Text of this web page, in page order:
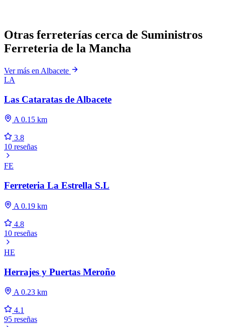
Otras ferreterías cerca de Suministros
Ferreteria de la Mancha
Ver más en Albacete
LA
Las Cataratas de Albacete
A 0.15 km
3.8
10 reseñas
FE
Ferreteria La Estrella S.L
A 0.19 km
4.8
10 reseñas
HE
Herrajes y Puertas Meroño
A 0.23 km
4.1
95 reseñas